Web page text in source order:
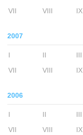
VII
VIII IX
2007
I II III
VII
VIII IX
2006
I II III
VII
VIII IX